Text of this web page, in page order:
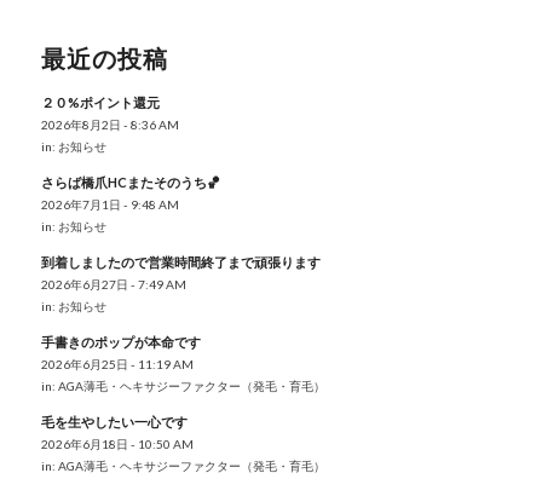
最近の投稿
２０%ポイント還元
2026年8月2日 - 8:36 AM
in: お知らせ
さらば橋爪HCまたそのうち🏀
2026年7月1日 - 9:48 AM
in: お知らせ
到着しましたので営業時間終了まで頑張ります
2026年6月27日 - 7:49 AM
in: お知らせ
手書きのポップが本命です
2026年6月25日 - 11:19 AM
in: AGA薄毛・ヘキサジーファクター（発毛・育毛）
毛を生やしたい一心です
2026年6月18日 - 10:50 AM
in: AGA薄毛・ヘキサジーファクター（発毛・育毛）